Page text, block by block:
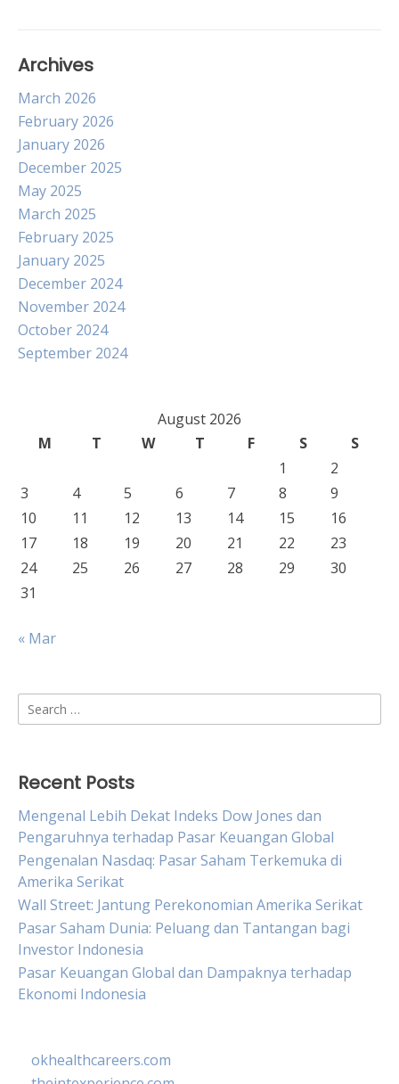
Archives
March 2026
February 2026
January 2026
December 2025
May 2025
March 2025
February 2025
January 2025
December 2024
November 2024
October 2024
September 2024
August 2026
M
T W T F S
S
1
2
3
4 5 6 7 8
9
10
11 12 13 14 15
16
17
18 19 20 21 22
23
24
25 26 27 28 29
30
31
« Mar
Search
for:
Recent Posts
Mengenal Lebih Dekat Indeks Dow Jones dan
Pengaruhnya terhadap Pasar Keuangan Global
Pengenalan Nasdaq: Pasar Saham Terkemuka di
Amerika Serikat
Wall Street: Jantung Perekonomian Amerika Serikat
Pasar Saham Dunia: Peluang dan Tantangan bagi
Investor Indonesia
Pasar Keuangan Global dan Dampaknya terhadap
Ekonomi Indonesia
okhealthcareers.com